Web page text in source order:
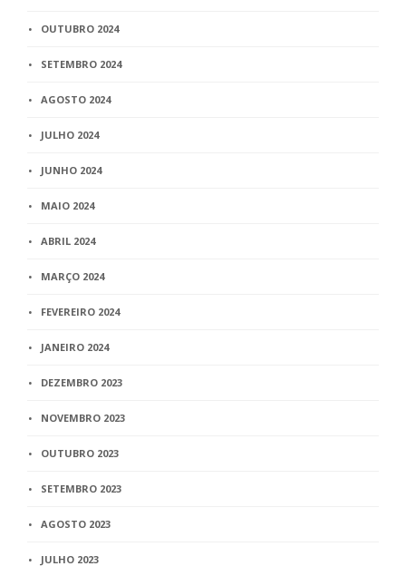
OUTUBRO 2024
SETEMBRO 2024
AGOSTO 2024
JULHO 2024
JUNHO 2024
MAIO 2024
ABRIL 2024
MARÇO 2024
FEVEREIRO 2024
JANEIRO 2024
DEZEMBRO 2023
NOVEMBRO 2023
OUTUBRO 2023
SETEMBRO 2023
AGOSTO 2023
JULHO 2023